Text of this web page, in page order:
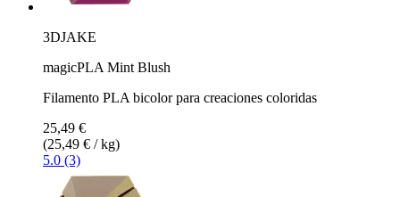
3DJAKE
magicPLA Mint Blush
Filamento PLA bicolor para creaciones coloridas
25,49 €
(25,49 € / kg)
5.0 (3)